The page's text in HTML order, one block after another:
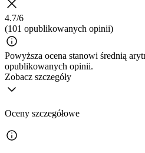
4.7/6
(101 opublikowanych opinii)
Powyższa ocena stanowi średnią
opublikowanych opinii.
Zobacz szczegóły
Oceny szczegółowe